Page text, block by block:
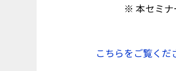
※ 本セミナ
こちらをご覧く